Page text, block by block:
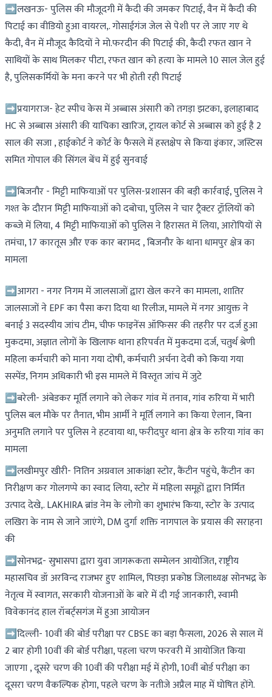
➡लखनऊ- पुलिस की मौजूदगी में कैदी की जमकर पिटाई, वैन में कैदी की
पिटाई का वीडियो हुआ वायरल,. गोसाईगंज जेल से पेशी पर ले जाए गए थे
कैदी, वैन में मौजूद कैदियों ने मो.फरदीन की पिटाई की, कैदी रफत खान ने
साथियों के साथ मिलकर पीटा, रफत खान को हत्या के मामले 10 साल जेल हुई
है, पुलिसकर्मियों के मना करने पर भी होती रही पिटाई
➡प्रयागराज- हेट स्पीच केस में अब्बास अंसारी को तगड़ा झटका, इलाहाबाद
HC से अब्बास अंसारी की याचिका खारिज, ट्रायल कोर्ट से अब्बास को हुई है 2
साल की सजा , हाईकोर्ट ने कोर्ट के फैसले में हस्तक्षेप से किया इंकार, जस्टिस
समित गोपाल की सिंगल बेंच में हुई सुनवाई
➡बिजनौर - मिट्टी माफियाओं पर पुलिस-प्रशासन की बड़ी कार्रवाई, पुलिस ने
गश्त के दौरान मिट्टी माफियाओं को दबोचा, पुलिस ने चार ट्रैक्टर ट्रॉलियों को
कब्जे में लिया, 4 मिट्टी माफियाओं को पुलिस ने हिरासत में लिया, आरोपियों से
तमंचा, 17 कारतूस और एक कार बरामद , बिजनौर के थाना धामपुर क्षेत्र का
मामला
➡आगरा - नगर निगम में जालसाजों द्वारा खेल करने का मामला, शातिर
जालसाजों ने EPF का पैसा करा दिया था रिलीज, मामले में नगर आयुक्त ने
बनाई 3 सदस्यीय जांच टीम, चीफ फाइनेंस ऑफिसर की तहरीर पर दर्ज हुआ
मुकदमा, अज्ञात लोगों के खिलाफ थाना हरिपर्वत में मुकदमा दर्ज, चतुर्थ श्रेणी
महिला कर्मचारी को माना गया दोषी, कर्मचारी अर्चना देवी को किया गया
सस्पेंड, निगम अधिकारी भी इस मामले में विस्तृत जांच में जुटे
➡बरेली- अंबेडकर मूर्ति लगाने को लेकर गांव में तनाव, गांव रुरिया में भारी
पुलिस बल मौके पर तैनात, भीम आर्मी ने मूर्ति लगाने का किया ऐलान, बिना
अनुमति लगाने पर पुलिस ने हटवाया था, फरीदपुर थाना क्षेत्र के रुरिया गांव का
मामला
➡लखीमपुर खीरी- नितिन अग्रवाल आकांक्षा स्टोर, कैंटीन पहुंचे, कैंटीन का
निरीक्षण कर गोलगप्पे का स्वाद लिया, स्टोर में महिला समूहों द्वारा निर्मित
उत्पाद देखे,. LAKHIRA ब्रांड नेम के लोगो का शुभारंभ किया, स्टोर के उत्पाद
लखिरा के नाम से जाने जाएंगे, DM दुर्गा शक्ति नागपाल के प्रयास की सराहना
की
➡सोनभद्र- सुभासपा द्वारा युवा जागरूकता सम्मेलन आयोजित, राष्ट्रीय
महासचिव डॉ अरविन्द राजभर हुए शामिल, पिछड़ा प्रकोष्ठ जिलाध्यक्ष सोनभद्र के
नेतृत्व में स्वागत, सरकारी योजनाओं के बारे में दी गई जानकारी, स्वामी
विवेकानंद हाल रॉबर्ट्सगंज में हुआ आयोजन
➡दिल्ली- 10वीं की बोर्ड परीक्षा पर CBSE का बड़ा फैसला, 2026 से साल में
2 बार होगी 10वीं की बोर्ड परीक्षा, पहला चरण फरवरी में आयोजित किया
जाएगा , दूसरे चरण की 10वीं की परीक्षा मई में होगी, 10वीं बोर्ड परीक्षा का
दूसरा चरण वैकल्पिक होगा, पहले चरण के नतीजे अप्रैल माह में घोषित होंगे.